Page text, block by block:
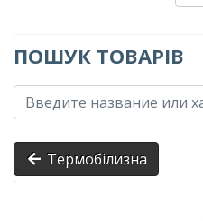
ПОШУК ТОВАРІВ
Термобілизна